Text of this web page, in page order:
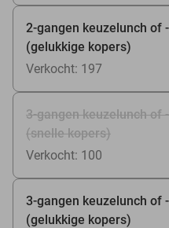
2-gangen keuzelunch of
(gelukkige kopers)
Verkocht: 197
3-gangen keuzelunch of
(snelle kopers)
Verkocht: 100
3-gangen keuzelunch of
(gelukkige kopers)